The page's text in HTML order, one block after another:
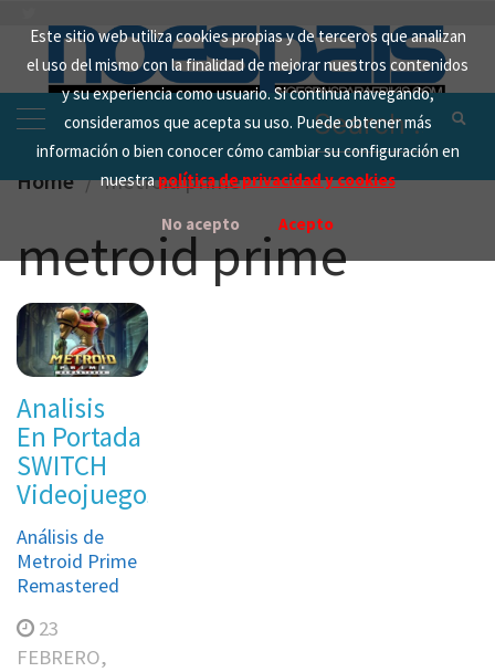
Este sitio web utiliza cookies propias y de terceros que analizan
el uso del mismo con la finalidad de mejorar nuestros contenidos
y su experiencia como usuario. Si continua navegando,
consideramos que acepta su uso. Puede obtener más
información o bien conocer cómo cambiar su configuración en
nuestrapolítica de privacidad y cookies
No acepto Acepto
content
Search
for:
Home metroid prime
metroid prime
Analisis
En Portada
SWITCH
Videojuegos
Análisis de
Metroid Prime
Remastered
23
FEBRERO,